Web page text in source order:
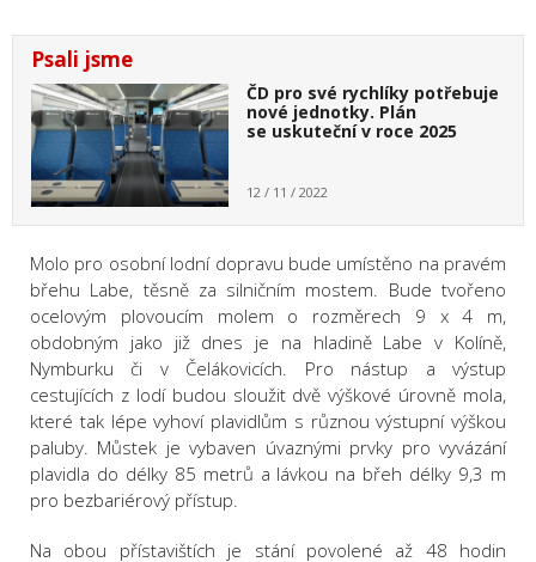
Psali jsme
ČD pro své rychlíky potřebuje
nové jednotky. Plán
se uskuteční v roce 2025
12 / 11 / 2022
Molo pro osobní lodní dopravu bude umístěno na pravém
břehu Labe, těsně za silničním mostem. Bude tvořeno
ocelovým plovoucím molem o rozměrech 9 x 4 m,
obdobným jako již dnes je na hladině Labe v Kolíně,
Nymburku či v Čelákovicích. Pro nástup a výstup
cestujících z lodí budou sloužit dvě výškové úrovně mola,
které tak lépe vyhoví plavidlům s různou výstupní výškou
paluby. Můstek je vybaven úvaznými prvky pro vyvázání
plavidla do délky 85 metrů a lávkou na břeh délky 9,3 m
pro bezbariérový přístup.
Na obou přístavištích je stání povolené až 48 hodin